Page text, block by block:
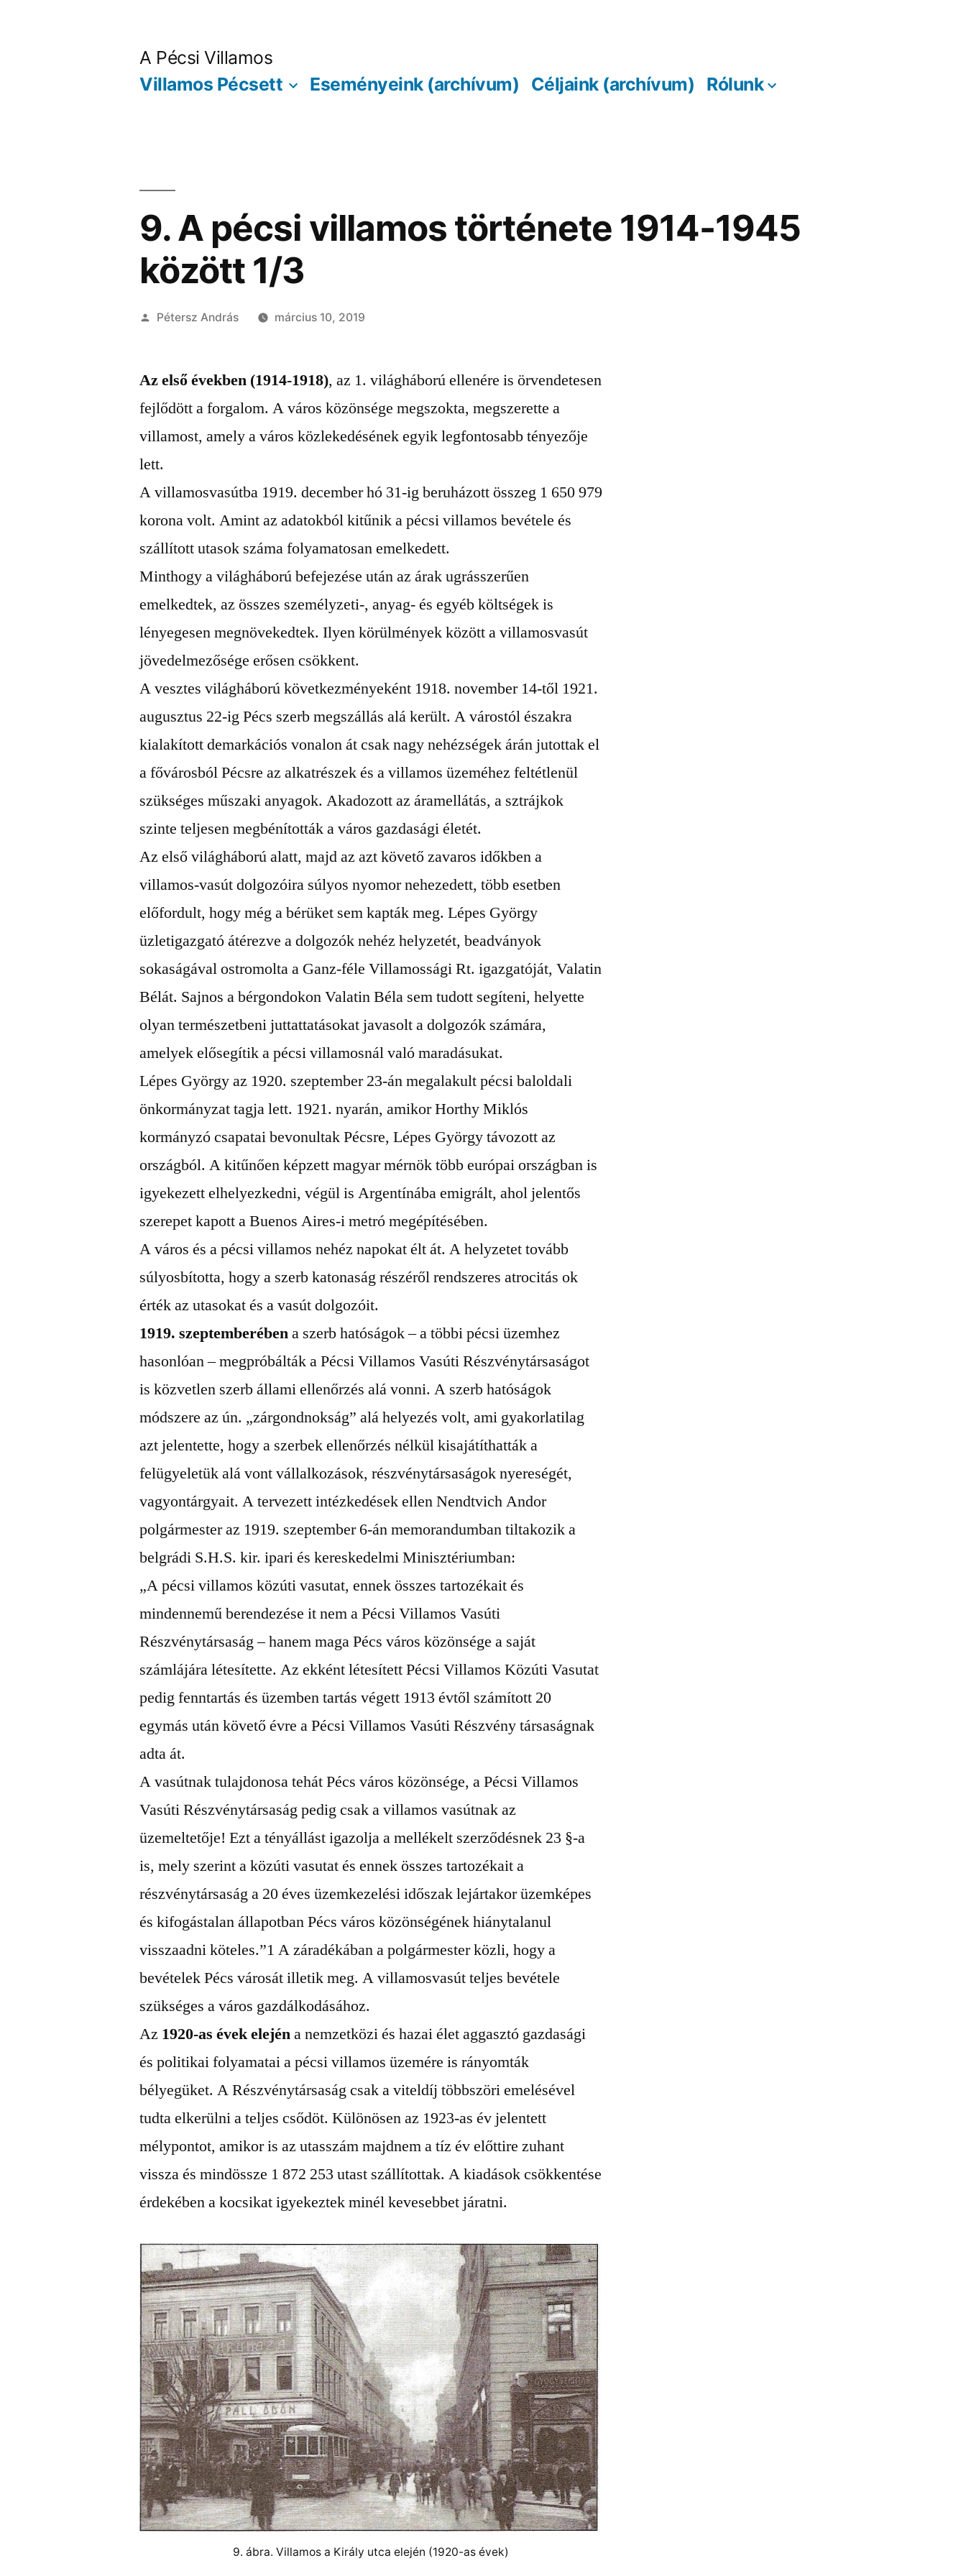
A Pécsi Villamos
Villamos Pécsett
Eseményeink (archívum) Céljaink (archívum) Rólunk
9. A pécsi villamos története 1914-1945
között 1/3
Szerző:
Pétersz András március 10, 2019
Az első években (1914-1918), az 1. világháború ellenére is örvendetesen
fejlődött a forgalom. A város közönsége megszokta, megszerette a
villamost, amely a város közlekedésének egyik legfontosabb tényezője
lett.
A villamosvasútba 1919. december hó 31-ig beruházott összeg 1 650 979
korona volt. Amint az adatokból kitűnik a pécsi villamos bevétele és
szállított utasok száma folyamatosan emelkedett.
Minthogy a világháború befejezése után az árak ugrásszerűen
emelkedtek, az összes személyzeti-, anyag- és egyéb költségek is
lényegesen megnövekedtek. Ilyen körülmények között a villamosvasút
jövedelmezősége erősen csökkent.
A vesztes világháború következményeként 1918. november 14-től 1921.
augusztus 22-ig Pécs szerb megszállás alá került. A várostól északra
kialakított demarkációs vonalon át csak nagy nehézségek árán jutottak el
a fővárosból Pécsre az alkatrészek és a villamos üzeméhez feltétlenül
szükséges műszaki anyagok. Akadozott az áramellátás, a sztrájkok
szinte teljesen megbénították a város gazdasági életét.
Az első világháború alatt, majd az azt követő zavaros időkben a
villamos-vasút dolgozóira súlyos nyomor nehezedett, több esetben
előfordult, hogy még a bérüket sem kapták meg. Lépes György
üzletigazgató átérezve a dolgozók nehéz helyzetét, beadványok
sokaságával ostromolta a Ganz-féle Villamossági Rt. igazgatóját, Valatin
Bélát. Sajnos a bérgondokon Valatin Béla sem tudott segíteni, helyette
olyan természetbeni juttattatásokat javasolt a dolgozók számára,
amelyek elősegítik a pécsi villamosnál való maradásukat.
Lépes György az 1920. szeptember 23-án megalakult pécsi baloldali
önkormányzat tagja lett. 1921. nyarán, amikor Horthy Miklós
kormányzó csapatai bevonultak Pécsre, Lépes György távozott az
országból. A kitűnően képzett magyar mérnök több európai országban is
igyekezett elhelyezkedni, végül is Argentínába emigrált, ahol jelentős
szerepet kapott a Buenos Aires-i metró megépítésében.
A város és a pécsi villamos nehéz napokat élt át. A helyzetet tovább
súlyosbította, hogy a szerb katonaság részéről rendszeres atrocitás ok
érték az utasokat és a vasút dolgozóit.
1919. szeptemberébena szerb hatóságok – a többi pécsi üzemhez
hasonlóan – megpróbálták a Pécsi Villamos Vasúti Részvénytársaságot
is közvetlen szerb állami ellenőrzés alá vonni. A szerb hatóságok
módszere az ún. „zárgondnokság” alá helyezés volt, ami gyakorlatilag
azt jelentette, hogy a szerbek ellenőrzés nélkül kisajátíthatták a
felügyeletük alá vont vállalkozások, részvénytársaságok nyereségét,
vagyontárgyait. A tervezett intézkedések ellen Nendtvich Andor
polgármester az 1919. szeptember 6-án memorandumban tiltakozik a
belgrádi S.H.S. kir. ipari és kereskedelmi Minisztériumban:
„A pécsi villamos közúti vasutat, ennek összes tartozékait és
mindennemű berendezése it nem a Pécsi Villamos Vasúti
Részvénytársaság – hanem maga Pécs város közönsége a saját
számlájára létesítette. Az ekként létesített Pécsi Villamos Közúti Vasutat
pedig fenntartás és üzemben tartás végett 1913 évtől számított 20
egymás után követő évre a Pécsi Villamos Vasúti Részvény társaságnak
adta át.
A vasútnak tulajdonosa tehát Pécs város közönsége, a Pécsi Villamos
Vasúti Részvénytársaság pedig csak a villamos vasútnak az
üzemeltetője! Ezt a tényállást igazolja a mellékelt szerződésnek 23 §-a
is, mely szerint a közúti vasutat és ennek összes tartozékait a
részvénytársaság a 20 éves üzemkezelési időszak lejártakor üzemképes
és kifogástalan állapotban Pécs város közönségének hiánytalanul
visszaadni köteles.”1 A záradékában a polgármester közli, hogy a
bevételek Pécs városát illetik meg. A villamosvasút teljes bevétele
szükséges a város gazdálkodásához.
Az 1920-as évek elejéna nemzetközi és hazai élet aggasztó gazdasági
és politikai folyamatai a pécsi villamos üzemére is rányomták
bélyegüket. A Részvénytársaság csak a viteldíj többszöri emelésével
tudta elkerülni a teljes csődöt. Különösen az 1923-as év jelentett
mélypontot, amikor is az utasszám majdnem a tíz év előttire zuhant
vissza és mindössze 1 872 253 utast szállítottak. A kiadások csökkentése
érdekében a kocsikat igyekeztek minél kevesebbet járatni.
9. ábra. Villamos a Király utca elején (1920-as évek)